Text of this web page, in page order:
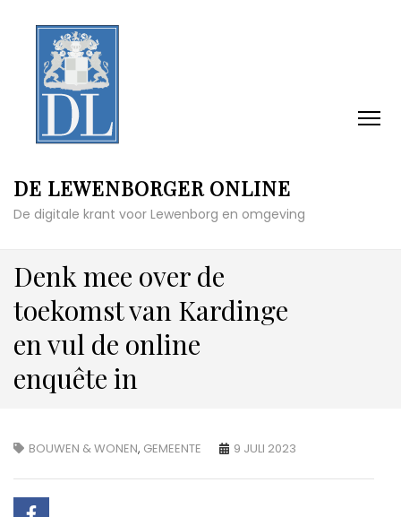
DE LEWENBORGER ONLINE
De digitale krant voor Lewenborg en omgeving
Denk mee over de
toekomst van Kardinge
en vul de online
enquête in
BOUWEN & WONEN, GEMEENTE 9 JULI 2023